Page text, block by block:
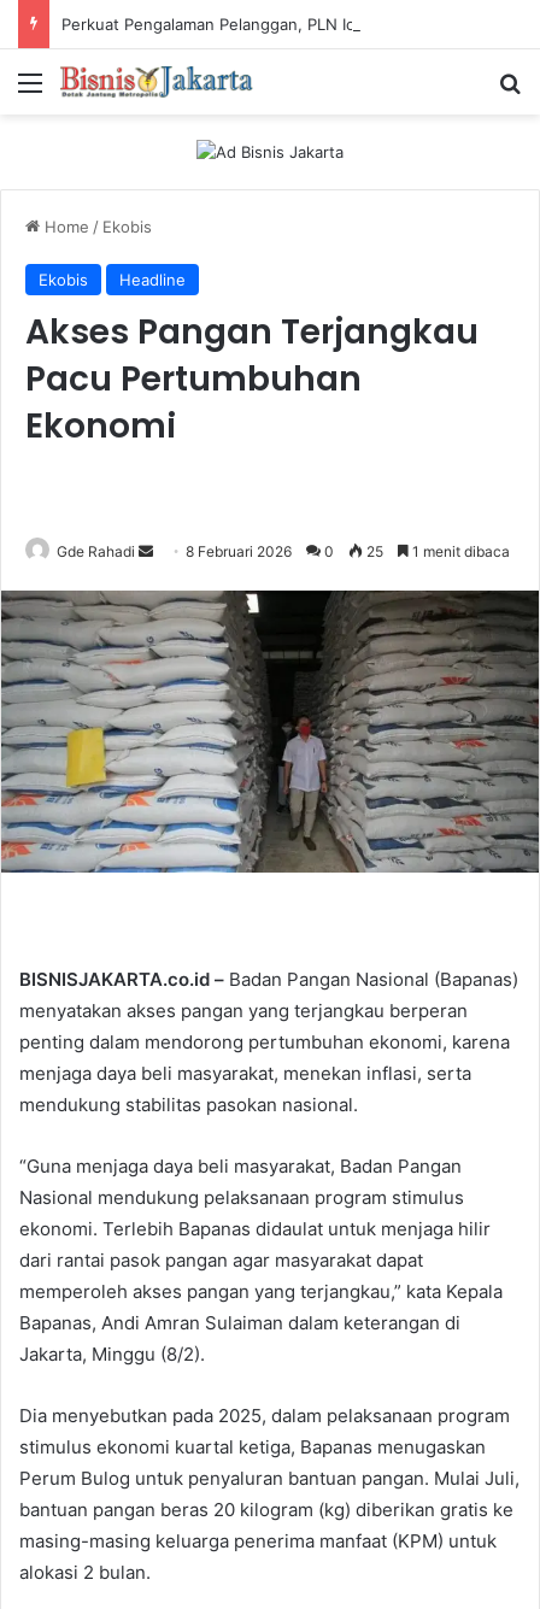
Menu
Home / Ekobis
Ekobis Headline
Akses Pangan Terjangkau
Pacu Pertumbuhan
Ekonomi
Gde Rahadi
n
d
a
n
e
m
a
l
8 Februari 2026 0 25 1 menit dibaca
BISNISJAKARTA.co.id – Badan Pangan Nasional (Bapanas)
menyatakan akses pangan yang terjangkau berperan
penting dalam mendorong pertumbuhan ekonomi, karena
menjaga daya beli masyarakat, menekan inflasi, serta
mendukung stabilitas pasokan nasional.
“Guna menjaga daya beli masyarakat, Badan Pangan
Nasional mendukung pelaksanaan program stimulus
ekonomi. Terlebih Bapanas didaulat untuk menjaga hilir
dari rantai pasok pangan agar masyarakat dapat
memperoleh akses pangan yang terjangkau,” kata Kepala
Bapanas, Andi Amran Sulaiman dalam keterangan di
Jakarta, Minggu (8/2).
Dia menyebutkan pada 2025, dalam pelaksanaan program
stimulus ekonomi kuartal ketiga, Bapanas menugaskan
Perum Bulog untuk penyaluran bantuan pangan. Mulai Juli,
bantuan pangan beras 20 kilogram (kg) diberikan gratis ke
masing-masing keluarga penerima manfaat (KPM) untuk
alokasi 2 bulan.